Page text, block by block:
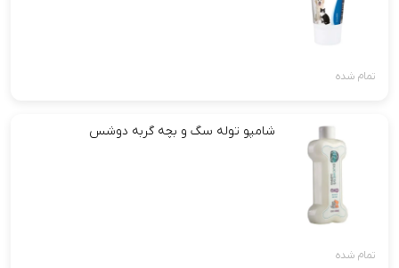
تمام شده
شامپو توله سگ و بچه گربه دوشس
تمام شده